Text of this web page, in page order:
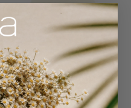
FAUTEUIL MYRA SANS
ACCOUDOIRS
Velours côtelé